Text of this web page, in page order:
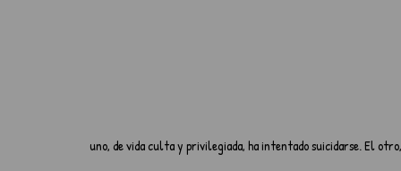
uno, de vida culta y privilegiada, ha intentado suicidarse. El